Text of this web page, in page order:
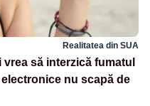
Realitatea din SUA
să interzică fumatul
nu scapă de